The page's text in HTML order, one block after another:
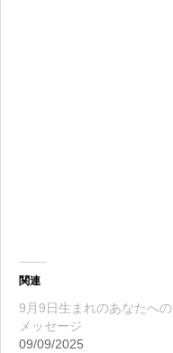
関連
9月9日生まれのあなたへの
メッセージ
09/09/2025